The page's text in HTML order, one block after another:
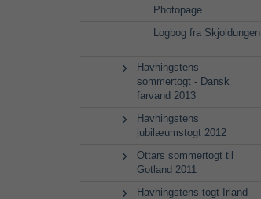
Photopage
Logbog fra Skjoldungen
Havhingstens
sommertogt - Dansk
farvand 2013
Havhingstens
jubilæumstogt 2012
Ottars sommertogt til
Gotland 2011
Havhingstens togt Irland-